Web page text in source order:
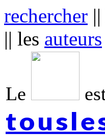
rechercher
|| les auteurs
Le